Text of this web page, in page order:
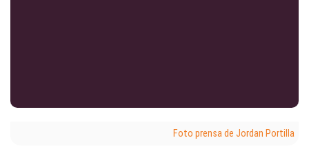
Foto prensa de Jordan Portilla